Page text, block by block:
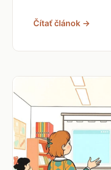
Čítať článok →